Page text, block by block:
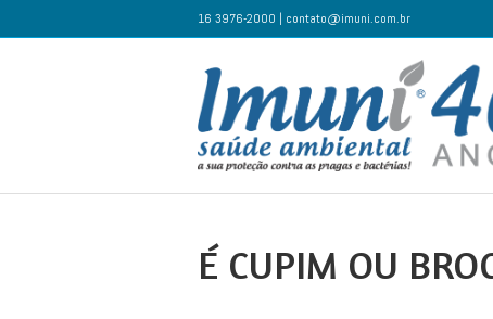
16 3976-2000 | contato@imuni.com.br
É CUPIM OU